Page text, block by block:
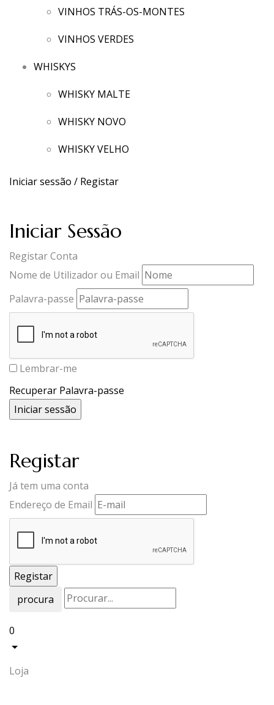
VINHOS TRÁS-OS-MONTES
VINHOS VERDES
WHISKYS
WHISKY MALTE
WHISKY NOVO
WHISKY VELHO
Iniciar sessão / Registar
Iniciar Sessão
Registar Conta
Nome de Utilizador ou Email
Palavra-passe
Lembrar-me
Recuperar Palavra-passe
Registar
Já tem uma conta
Endereço de Email
procura
0
Loja